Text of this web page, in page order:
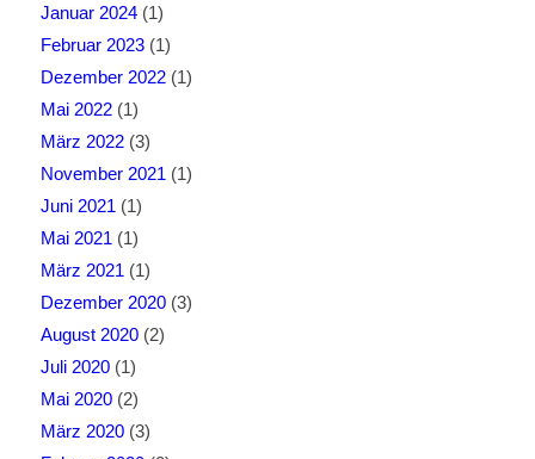
Januar 2024(1)
Februar 2023(1)
Dezember 2022(1)
Mai 2022(1)
März 2022(3)
November 2021(1)
Juni 2021(1)
Mai 2021(1)
März 2021(1)
Dezember 2020(3)
August 2020(2)
Juli 2020(1)
Mai 2020(2)
März 2020(3)